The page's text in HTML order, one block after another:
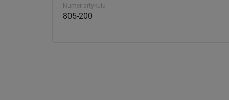
Numer artykułu
805-200